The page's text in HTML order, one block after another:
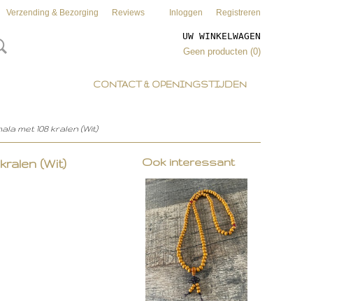
Verzending & Bezorging Reviews Inloggen Registreren
UW WINKELWAGEN
Geen producten (0)
CONTACT & OPENINGSTIJDEN
met 108 kralen (Wit)
(Wit) Ook interessant